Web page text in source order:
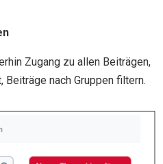
Zugang zu allen Beiträgen,
Beiträge nach Gruppen filtern.